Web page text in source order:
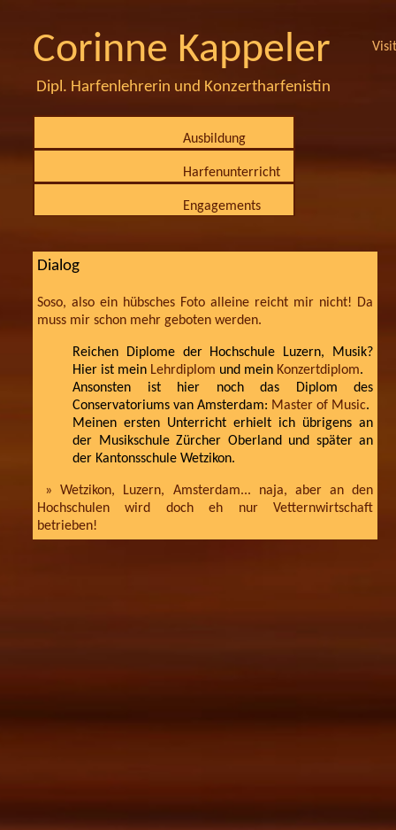
Corinne Kappeler
Dipl. Harfenlehrerin und Konzertharfenistin
Ausbildung
Harfenunterricht
Engagements
Dialog
Soso, also ein hübsches Foto alleine reicht mir nicht! Da
muss mir schon mehr geboten werden.
Reichen Diplome der Hochschule Luzern, Musik?
Hier ist mein Lehrdiplom und mein Konzertdiplom.
Ansonsten ist hier noch das Diplom des
Conservatoriums van Amsterdam: Master of Music.
Meinen ersten Unterricht erhielt ich übrigens an
der Musikschule Zürcher Oberland und später an
der Kantonsschule Wetzikon.
» Wetzikon, Luzern, Amsterdam... naja, aber an den
Hochschulen wird doch eh nur Vetternwirtschaft
betrieben!